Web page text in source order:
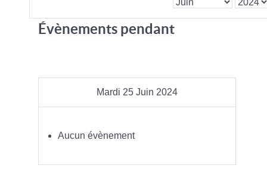
Évènements pendant
Mardi 25 Juin 2024
Aucun évènement